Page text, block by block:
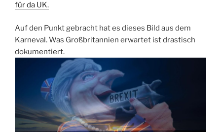
für da UK.
Auf den Punkt gebracht hat es dieses Bild aus dem
Karneval. Was Großbritannien erwartet ist drastisch
dokumentiert.